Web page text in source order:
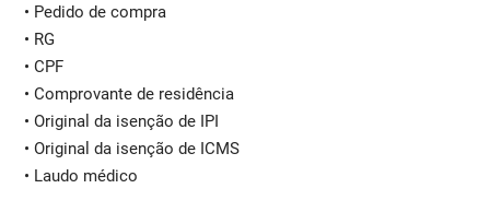
• Pedido de compra
• RG
• CPF
• Comprovante de residência
• Original da isenção de IPI
• Original da isenção de ICMS
• Laudo médico